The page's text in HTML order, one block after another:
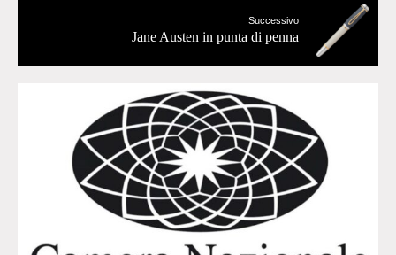
Successivo
Jane Austen in punta di penna